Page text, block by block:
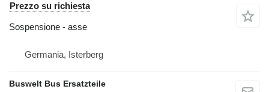
Prezzo su richiesta
Sospensione - asse
Germania, Isterberg
Buswelt Bus Ersatzteile